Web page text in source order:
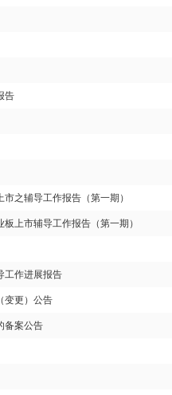
告
之辅导工作报告（第一期）
上市辅导工作报告（第一期）
工作进展报告
变更）公告
备案公告